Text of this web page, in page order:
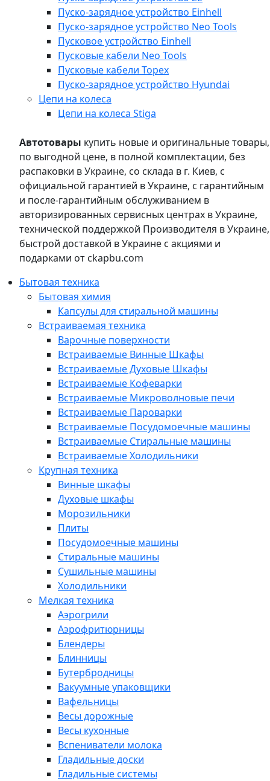
Пуско-зарядное устройство Einhell
Пуско-зарядное устройство Neo Tools
Пусковое устройство Einhell
Пусковые кабели Neo Tools
Пусковые кабели Topex
Пуско-зарядное устройство Hyundai
Цепи на колеса
Цепи на колеса Stiga
Автотовары купить новые и оригинальные товары,
по выгодной цене, в полной комплектации, без
распаковки в Украине, со склада в г. Киев, с
официальной гарантией в Украине, с гарантийным
и после-гарантийным обслуживанием в
авторизированных сервисных центрах в Украине,
технической поддержкой Производителя в Украине,
быстрой доставкой в Украине с акциями и
подарками от ckapbu.com
Бытовая техника
Бытовая химия
Капсулы для стиральной машины
Встраиваемая техника
Варочные поверхности
Встраиваемые Винные Шкафы
Встраиваемые Духовые Шкафы
Встраиваемые Кофеварки
Встраиваемые Микроволновые печи
Встраиваемые Пароварки
Встраиваемые Посудомоечные машины
Встраиваемые Стиральные машины
Встраиваемые Холодильники
Крупная техника
Винные шкафы
Духовые шкафы
Морозильники
Плиты
Посудомоечные машины
Стиральные машины
Сушильные машины
Холодильники
Мелкая техника
Аэрогрили
Аэрофритюрницы
Блендеры
Блинницы
Бутербродницы
Вакуумные упаковщики
Вафельницы
Весы дорожные
Весы кухонные
Вспениватели молока
Гладильные доски
Гладильные системы